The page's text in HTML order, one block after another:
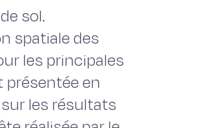
sol.
spatiale des
les principales
présentée en
les résultats